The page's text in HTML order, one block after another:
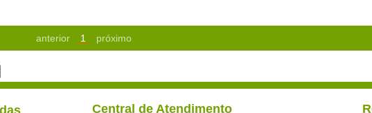
anterior 1 próximo
Central de Atendimento